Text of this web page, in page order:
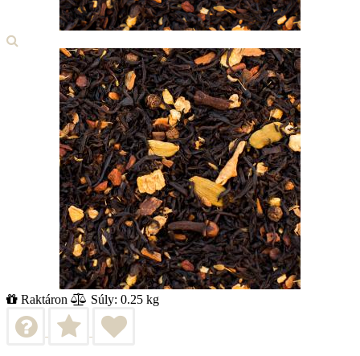
Raktáron Súly: 0.25 kg